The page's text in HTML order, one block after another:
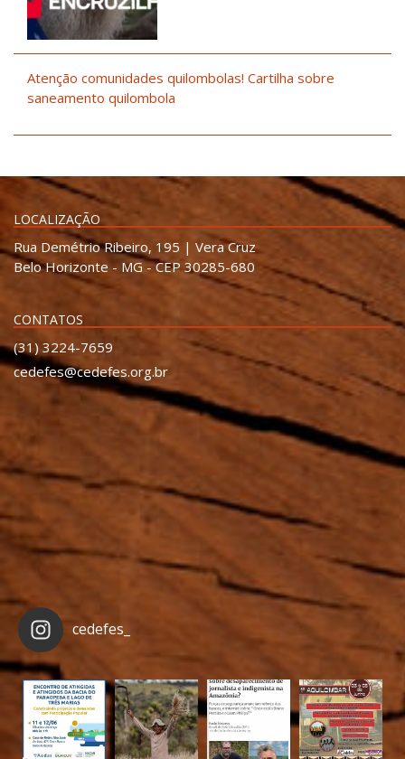
Atenção comunidades quilombolas! Cartilha sobre
saneamento quilombola
LOCALIZAÇÃO
Rua Demétrio Ribeiro, 195 | Vera Cruz
Belo Horizonte - MG - CEP 30285-680
CONTATOS
(31) 3224-7659
cedefes@cedefes.org.br
cedefes_